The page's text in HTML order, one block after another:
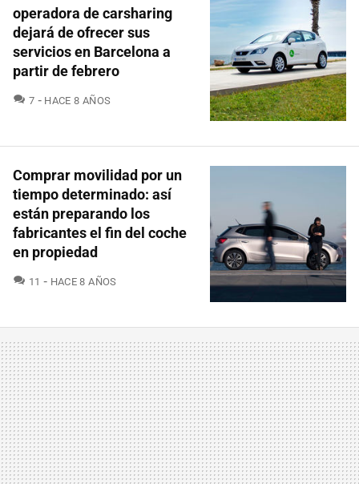
operadora de carsharing
dejará de ofrecer sus
servicios en Barcelona a
partir de febrero
7 COMENTARIOS
HACE 8 AÑOS
Comprar movilidad por un
tiempo determinado: así
están preparando los
fabricantes el fin del coche
en propiedad
11 COMENTARIOS
HACE 8 AÑOS